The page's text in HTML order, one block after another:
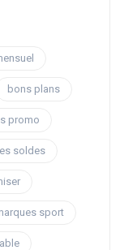
bons plans
promo
soldes
sport